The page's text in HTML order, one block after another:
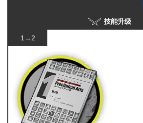
技能升级
1→2